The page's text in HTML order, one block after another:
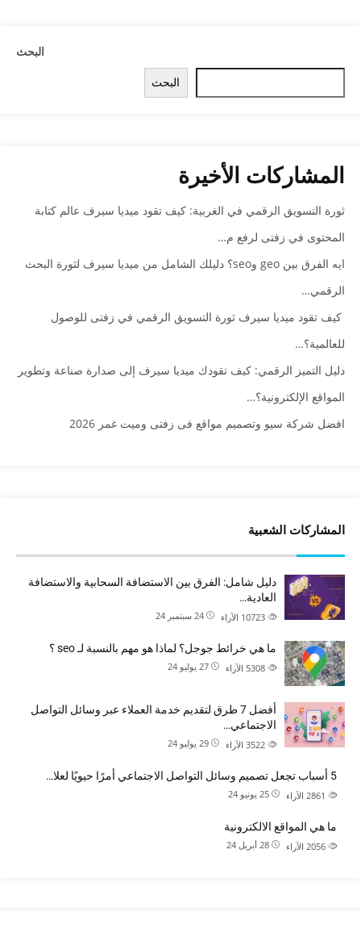
البحث
البحث
المشاركات الأخيرة
ثورة التسويق الرقمي في الغربية: كيف تقود ميديا سيرف عالم كتابة
المحتوى في زفتى لرفع م…
ايه الفرق بين geo وseo؟ دليلك الشامل من ميديا سيرف لثورة البحث
الرقمي…
كيف تقود ميديا سيرف ثورة التسويق الرقمي في زفتى للوصول
للعالمية؟…
دليل التميز الرقمي: كيف تقودك ميديا سيرف إلى صدارة صناعة وتطوير
المواقع الإلكترونية؟…
افضل شركة سيو وتصميم مواقع فى زفتى وميت غمر 2026
المشاركات الشعبية
دليل شامل: الفرق بين الاستضافة السحابية والاستضافة
العادية…
24 سبتمبر 24 الآراء
ما هي خرائط جوجل؟ لماذا هو مهم بالنسبة لـ seo ؟
27 يوليو 24 الآراء
أفضل 7 طرق لتقديم خدمة العملاء عبر وسائل التواصل
الاجتماعي…
29 يوليو 24 الآراء
5 أسباب تجعل تصميم وسائل التواصل الاجتماعي أمرًا حيويًا لعلا…
25 يونيو 24 الآراء
ما هي المواقع الالكترونية
28 أبريل 24 الآراء